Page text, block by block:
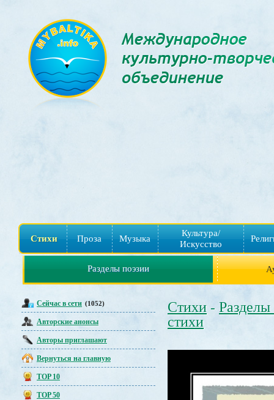
Стихи Проза Музыка
Культура/
Искусство
Разделы поэзии
Сейчас в сети (1052)
Авторские анонсы
Авторы приглашают
Вернуться на главную
TOP 10
TOP 50
Стихи - Разделы
стихи